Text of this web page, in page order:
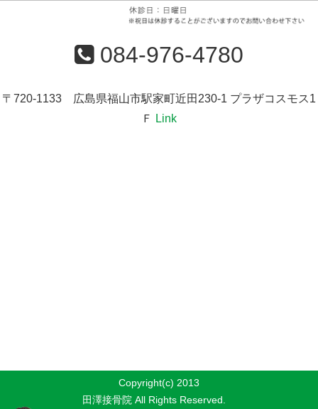
084-976-4780
〒720-1133 広島県福山市駅家町近田230-1 プラザコスモス1
Ｆ
Link
Copyright(c) 2013
田澤接骨院 All Rights Reserved.